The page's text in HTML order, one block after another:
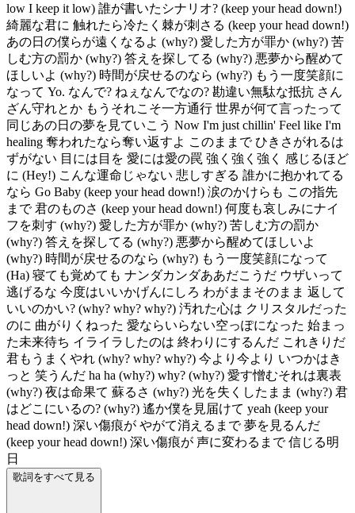
low I keep it low) 誰が書いたシナリオ? (keep your head down!)
綺麗な君に 触れたら冷たく棘が刺さる (keep your head down!)
あの日の僕らが遠くなるよ (why?) 愛した方が罪か (why?) 苦
しむ方の罰か (why?) 答えを探してる (why?) 悪夢から醒めて
ほしいよ (why?) 時間が戻せるのなら (why?) もう一度笑顔に
なって Yo. なんで? ねぇなんでなの? 勘違い無駄な抵抗 さん
ざん守れとか もうそれこそ一方通行 世界が何て言ったって
同じあの日の夢を見ていこう Now I'm just chillin' Feel like I'm
healing 奪われたなら奪い返すよ このままで ひきさがれるは
ずがない 目には目を 愛には愛の罠 強く強く強く 感じるほど
に (Hey!) こんな運命じゃない 悲しすぎる 誰かに抱かれてる
なら Go Baby (keep your head down!) 涙のかけらも この指先
まで 君のものさ (keep your head down!) 何度も哀しみにナイ
フを刺す (why?) 愛した方が罪か (why?) 苦しむ方の罰か
(why?) 答えを探してる (why?) 悪夢から醒めてほしいよ
(why?) 時間が戻せるのなら (why?) もう一度笑顔になって
(Ha) 寝ても覚めても ナンダカンダああだこうだ ウザいって
逃げるな 今度はいいかげんにしろ わがままそのまま 返して
いいのかい? (why? why? why?) 汚れた心は クリスタルだった
のに 曲がりくねった 愛ならいらない空っぽになった 始まっ
た未来待ち イライラしたのは 終わりにするんだ これきりだ
君もうまくやれ (why? why? why?) 今より今より いつかはき
っと 笑うんだ ha ha (why?) why? (why?) 愛す憎むそれは裏表
(why?) 夜は命果て 蘇るさ (why?) 光を失くしたまま (why?) 君
はどこにいるの? (why?) 遙か僕を見届けて yeah (keep your
head down!) 深い傷痕が やがて消えるまで 夢を見るんだ
(keep your head down!) 深い傷痕が 声に変わるまで 信じる明
日
歌詞をすべて見る